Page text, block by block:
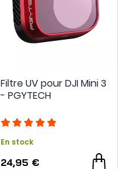
Filtre UV pour DJI Mini 3
- PGYTECH
En stock
24,95 €